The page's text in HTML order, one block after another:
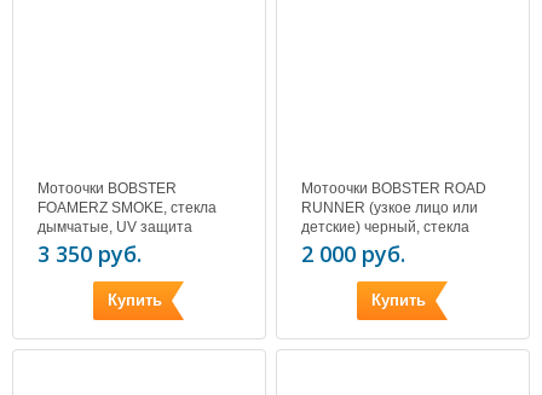
Мотоочки BOBSTER
FOAMERZ SMOKE, стекла
дымчатые, UV защита
3 350 руб.
Купить
Мотоочки BOBSTER ROAD
RUNNER (узкое лицо или
детские) черный, стекла
дымчатые, UV защита
2 000 руб.
Купить